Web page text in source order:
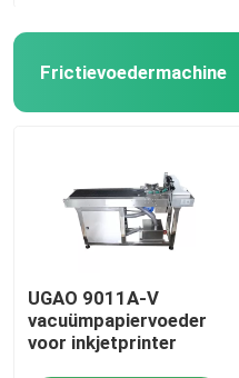
Frictievoedermachine
UGAO 9011A-V
vacuümpapiervoeder
voor inkjetprinter